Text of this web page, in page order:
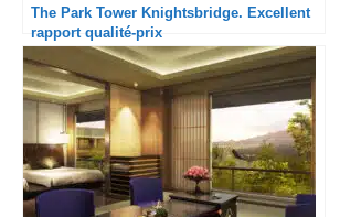
The Park Tower Knightsbridge. Excellent
rapport qualité-prix